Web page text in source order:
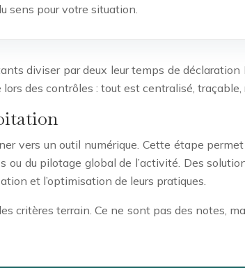
sens pour votre situation.
diviser par deux leur temps de
des contrôles : tout est centralisé,
vers un outil numérique. Cette étape
ou du pilotage global de l’activité. Des
et l’optimisation de leurs pratiques.
terrain. Ce ne sont pas des notes,